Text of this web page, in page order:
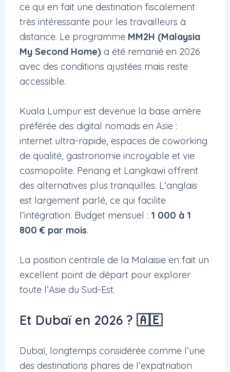
ce qui en fait une destination fiscalement
très intéressante pour les travailleurs à
distance. Le programme MM2H (Malaysia
My Second Home) a été remanié en 2026
avec des conditions ajustées mais reste
accessible.
Kuala Lumpur est devenue la base arrière
préférée des digital nomads en Asie :
internet ultra-rapide, espaces de coworking
de qualité, gastronomie incroyable et vie
cosmopolite. Penang et Langkawi offrent
des alternatives plus tranquilles. L’anglais
est largement parlé, ce qui facilite
l’intégration. Budget mensuel : 1 000 à 1
800 € par mois.
La position centrale de la Malaisie en fait un
excellent point de départ pour explorer
toute l’Asie du Sud-Est.
Et Dubaï en 2026 ? 🇦🇪
Dubaï, longtemps considérée comme l’une
des destinations phares de l’expatriation